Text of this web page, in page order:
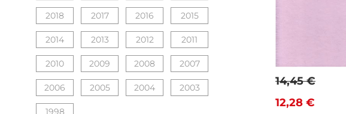
2018 2017 2016 2015
2014 2013 2012 2011
2010 2009 2008 2007
2006 2005 2004 2003
1998
12,28 €
14,45 €